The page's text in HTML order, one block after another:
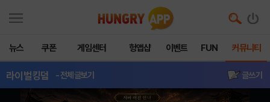
뉴스 쿠폰 게임센터 헝앱샵 이벤트 FUN 커뮤니티
라이벌킹덤 - 전체글보기 글쓰기